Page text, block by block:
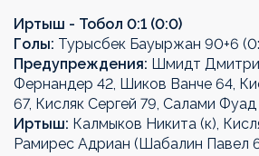
Иртыш - Тобол 0:1 (0:0)
Голы: Турысбек Бауыржан 90+6
Предупреждения: Шмидт
Фернандер 42, Шиков Ванче 64,
67, Кисляк Сергей 79, Салами Фуад
Иртыш: Калмыков Никита (к),
Рамирес Адриан (Шабалин Павел